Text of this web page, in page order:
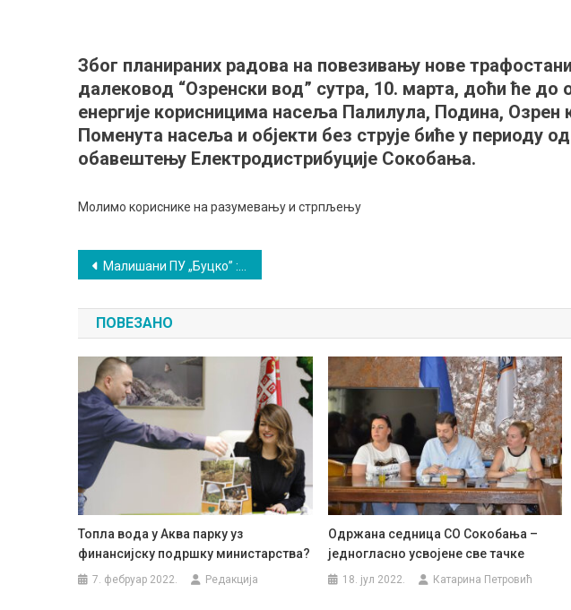
без
струје
Због планираних радова на повезивању нове
далековод “Озренски вод” сутра, 10. марта, доћи ће до
енергије корисницима насеља Палилула, Подина, Озрен
Поменута насеља и објекти без струје биће у периоду
обавештењу Електродистрибуције Сокобања.
Молимо кориснике на разумевању и стрпљењу
Кретање
чланка
Малишани ПУ „Буцко” : Направили цветове и уз честитке их делили
ПОВЕЗАНО
Топла вода у Аква парку уз
финансијску подршку министарства?
7. фебруар 2022. Редакција
Одржана седница СО Сокобања –
једногласно усвојене све тачке
18. јул 2022. Катарина Петровић